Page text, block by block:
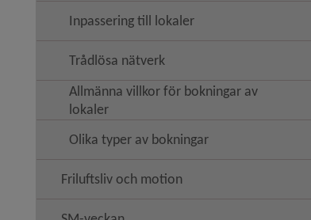
Inpassering till lokaler
Trådlösa nätverk
Allmänna villkor för bokningar av
lokaler
Olika typer av bokningar
Friluftsliv och motion